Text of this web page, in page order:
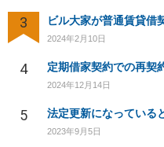
3
2024年2月10日
4 定期借家契約での再契
2024年12月14日
5 法定更新になっている
2023年9月5日